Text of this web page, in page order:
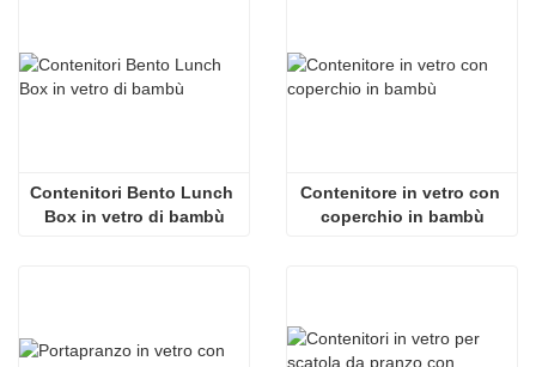
Contenitori Bento Lunch
Box in vetro di bambù
Contenitore in vetro con
coperchio in bambù